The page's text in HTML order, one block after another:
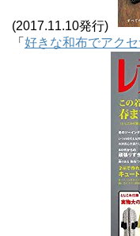
(2017.11.10発行)
「 好きな和布でアク